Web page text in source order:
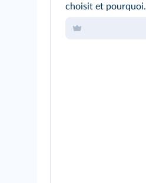
choisit et pourquoi.